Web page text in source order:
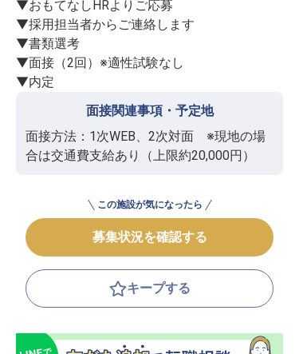
▼おもてなしHRよりご応募
▼採用担当者からご連絡します
▼書類選考
▼面接（2回）※適性試験なし
▼内定
面接関連事項・予定地
面接方法：1次WEB、2次対面　※現地の場
合は交通費支給あり（上限約20,000円）
この施設が気になったら
募集状況を確認する
キープする